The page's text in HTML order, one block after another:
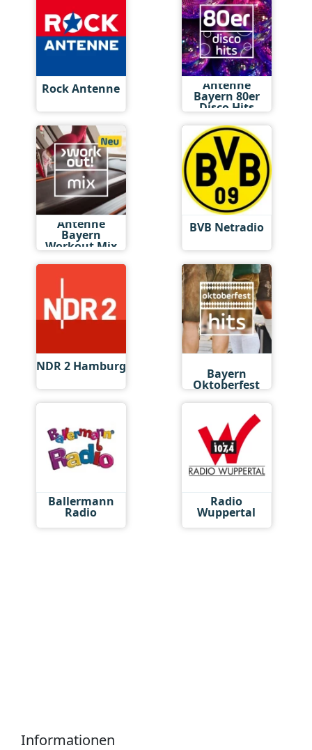
Rock Antenne Antenne
Bayern 80er
Disco Hits
Antenne
Bayern
Workout Mix
BVB Netradio
NDR 2 Hamburg Bayern
Oktoberfest
Ballermann
Radio
Radio
Wuppertal
Informationen